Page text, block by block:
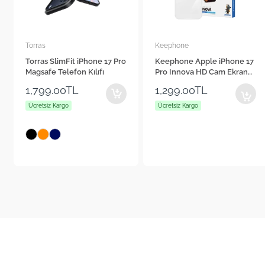
Keephone
Keephone Apple iPhone 17
Pro Innova HD Cam Ekran
1,299.00TL
Ücretsiz Kargo
Cepax
Cepax Foldable iPad Air 11"
2024 Kalem Bölmeli Standlı
1,560.00TL
Ücretsiz Kargo